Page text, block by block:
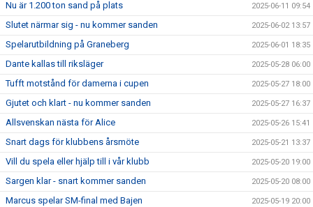
Nu är 1.200 ton sand på plats 2025-06-11 09:54
Slutet närmar sig - nu kommer sanden 2025-06-02 13:57
Spelarutbildning på Graneberg 2025-06-01 18:35
Dante kallas till riksläger 2025-05-28 06:00
Tufft motstånd för damerna i cupen 2025-05-27 18:00
Gjutet och klart - nu kommer sanden 2025-05-27 16:37
Allsvenskan nästa för Alice 2025-05-26 15:41
Snart dags för klubbens årsmöte 2025-05-21 13:37
Vill du spela eller hjälp till i vår klubb 2025-05-20 19:00
Sargen klar - snart kommer sanden 2025-05-20 08:00
Marcus spelar SM-final med Bajen 2025-05-19 20:00